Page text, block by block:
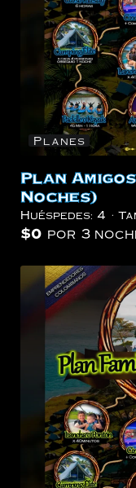
Planes
Plan
Noches)
Huéspedes: 4
$0 por 3